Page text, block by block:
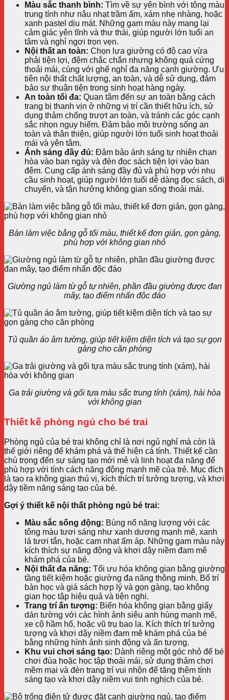
Màu sắc thanh bình: Tìm về sự yên bình với tông màu
trung tính như nâu nhạt trầm ấm, xám nhẹ nhàng, hoặc
xanh pastel dịu mát. Những gam màu này mang lại
cảm giác yên tĩnh và thư thái, giúp người lớn tuổi an
tâm và nghỉ ngơi trọn vẹn.
Nội thất an toàn: Chọn lựa giường có độ cao vừa
phải tiện lợi, đệm chắc chắn nhưng không quá cứng
thoải mái, cùng với ghế nghỉ đa năng cạnh giường. Ưu
tiên nội thất chất lượng, an toàn, và dễ sử dụng, đảm
bảo sự thuận tiện trong sinh hoạt hàng ngày.
An toàn tối đa: Quan tâm đến sự an toàn bằng cách
trang bị thanh vịn ở những vị trí cần thiết hữu ích, sử
dụng thảm chống trượt an toàn, và tránh các góc cạnh
sắc nhọn nguy hiểm. Đảm bảo môi trường sống an
toàn và thân thiện, giúp người lớn tuổi sinh hoạt thoải
mái và yên tâm.
Ánh sáng đầy đủ: Đảm bảo ánh sáng tự nhiên chan
hòa vào ban ngày và đèn đọc sách tiện lợi vào ban
đêm. Cung cấp ánh sáng đầy đủ và phù hợp với nhu
cầu sinh hoạt, giúp người lớn tuổi dễ dàng đọc sách, di
chuyển, và tận hưởng không gian sống thoải mái.
Bàn làm việc bằng gỗ tối màu, thiết kế đơn giản, gọn gàng,
phù hợp với không gian nhỏ
Giường ngủ làm từ gỗ tự nhiên, phần đầu giường được đan
mây, tạo điểm nhấn độc đáo
Tủ quần áo âm tường, giúp tiết kiệm diện tích và tạo sự gọn
gàng cho căn phòng
Ga trải giường và gối tựa màu sắc trung tính (xám), hài hòa
với không gian
Thiết kế phòng ngủ cho bé trai
Phòng ngủ của bé trai không chỉ là nơi ngủ nghỉ mà còn là
thế giới riêng để khám phá và thể hiện cá tính. Thiết kế cần
chú trọng đến sự sáng tạo mới mẻ và linh hoạt đa năng để
phù hợp với tính cách năng động mạnh mẽ của trẻ. Mục đích
là tạo ra không gian thú vị, kích thích trí tưởng tượng, và khơi
dậy tiềm năng sáng tạo của bé.
Gợi ý thiết kế nội thất phòng ngủ bé trai:
Màu sắc sống động: Bùng nổ năng lượng với các
tông màu tươi sáng như xanh dương mạnh mẽ, xanh
lá tươi tắn, hoặc cam nhạt ấm áp. Những gam màu này
kích thích sự năng động và khơi dậy niềm đam mê
khám phá của bé.
Nội thất đa năng: Tối ưu hóa không gian bằng giường
tầng tiết kiệm hoặc giường đa năng thông minh. Bố trí
bàn học và giá sách hợp lý và gọn gàng, tạo không
gian học tập hiệu quả và tiện nghi.
Trang trí ấn tượng: Biến hóa không gian bằng giấy
dán tường với các hình ảnh siêu anh hùng mạnh mẽ,
xe cộ hầm hố, hoặc vũ trụ bao la. Kích thích trí tưởng
tượng và khơi dậy niềm đam mê khám phá của bé
bằng những hình ảnh sinh động và ấn tượng.
Khu vui chơi sáng tạo: Dành riêng một góc nhỏ để bé
chơi đùa hoặc học tập thoải mái, sử dụng thảm chơi
mềm mại và đèn trang trí vui nhộn để tăng thêm tính
sáng tạo và khơi dậy niềm vui tinh nghịch của bé.